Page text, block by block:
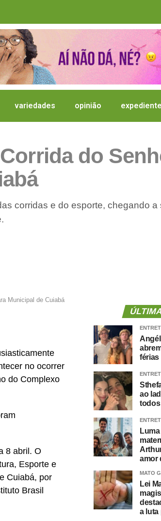
variedades opinião expediente
do
corridas e do esporte, chegando a
Municipal de Cuiabá
no ocorrer
do Complexo
8 abril. O
Esporte e
Cuiabá, por
Brasil
férias
ao
todos
amor
MATO
Lei
a luta